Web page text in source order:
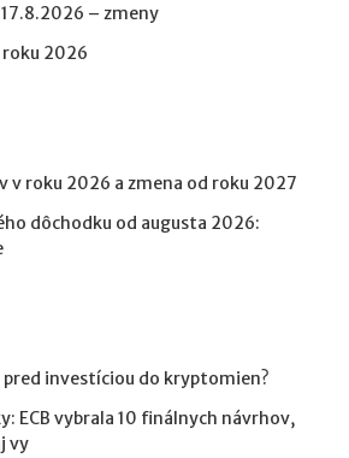
– zmeny
roku 2026
v roku 2026 a zmena od roku 2027
dôchodku od augusta 2026:
investíciou do kryptomien?
ECB vybrala 10 finálnych návrhov,
vy